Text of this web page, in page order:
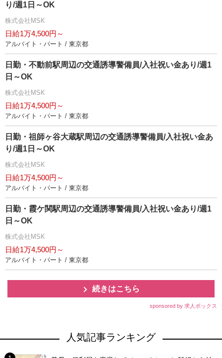
り/週1日～OK
株式会社MSK
日給1万4,500円～
アルバイト・パート / 東京都
日勤・不動前駅周辺の交通誘導警備員/入社祝い金あり/週1
日～OK
株式会社MSK
日給1万4,500円～
アルバイト・パート / 東京都
日勤・祖師ヶ谷大蔵駅周辺の交通誘導警備員/入社祝い金あ
り/週1日～OK
株式会社MSK
日給1万4,500円～
アルバイト・パート / 東京都
日勤・霞ケ関駅周辺の交通誘導警備員/入社祝い金あり/週1
日～OK
株式会社MSK
日給1万4,500円～
アルバイト・パート / 東京都
続きはこちら
sponsored by 求人ボックス
人気記事ランキング